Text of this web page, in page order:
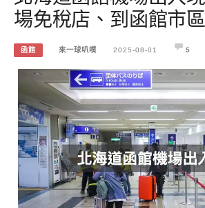
場免稅店、到函館市
函館 來一球叭噗 2025-08-01 5